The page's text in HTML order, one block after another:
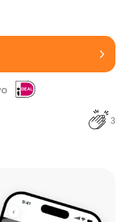
3